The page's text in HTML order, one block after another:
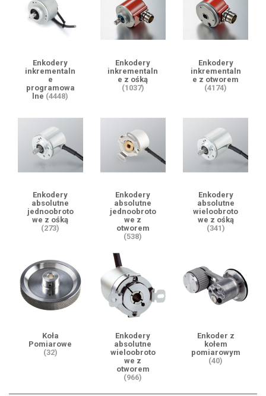
Enkodery
inkrementaln
e
programowa
lne (4448)
Enkodery
inkrementaln
e z ośką
(1037)
Enkodery
inkrementaln
e z otworem
(4174)
Enkodery
absolutne
jednoobroto
we z ośką
(273)
Enkodery
absolutne
jednoobroto
we z
otworem
(538)
Enkodery
absolutne
wieloobroto
we z ośką
(341)
Koła
Pomiarowe
(32)
Enkodery
absolutne
wieloobroto
we z
otworem
(966)
Enkoder z
kołem
pomiarowym
(40)